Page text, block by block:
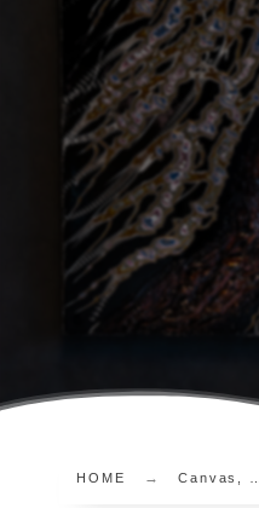
HOME Canvas, …